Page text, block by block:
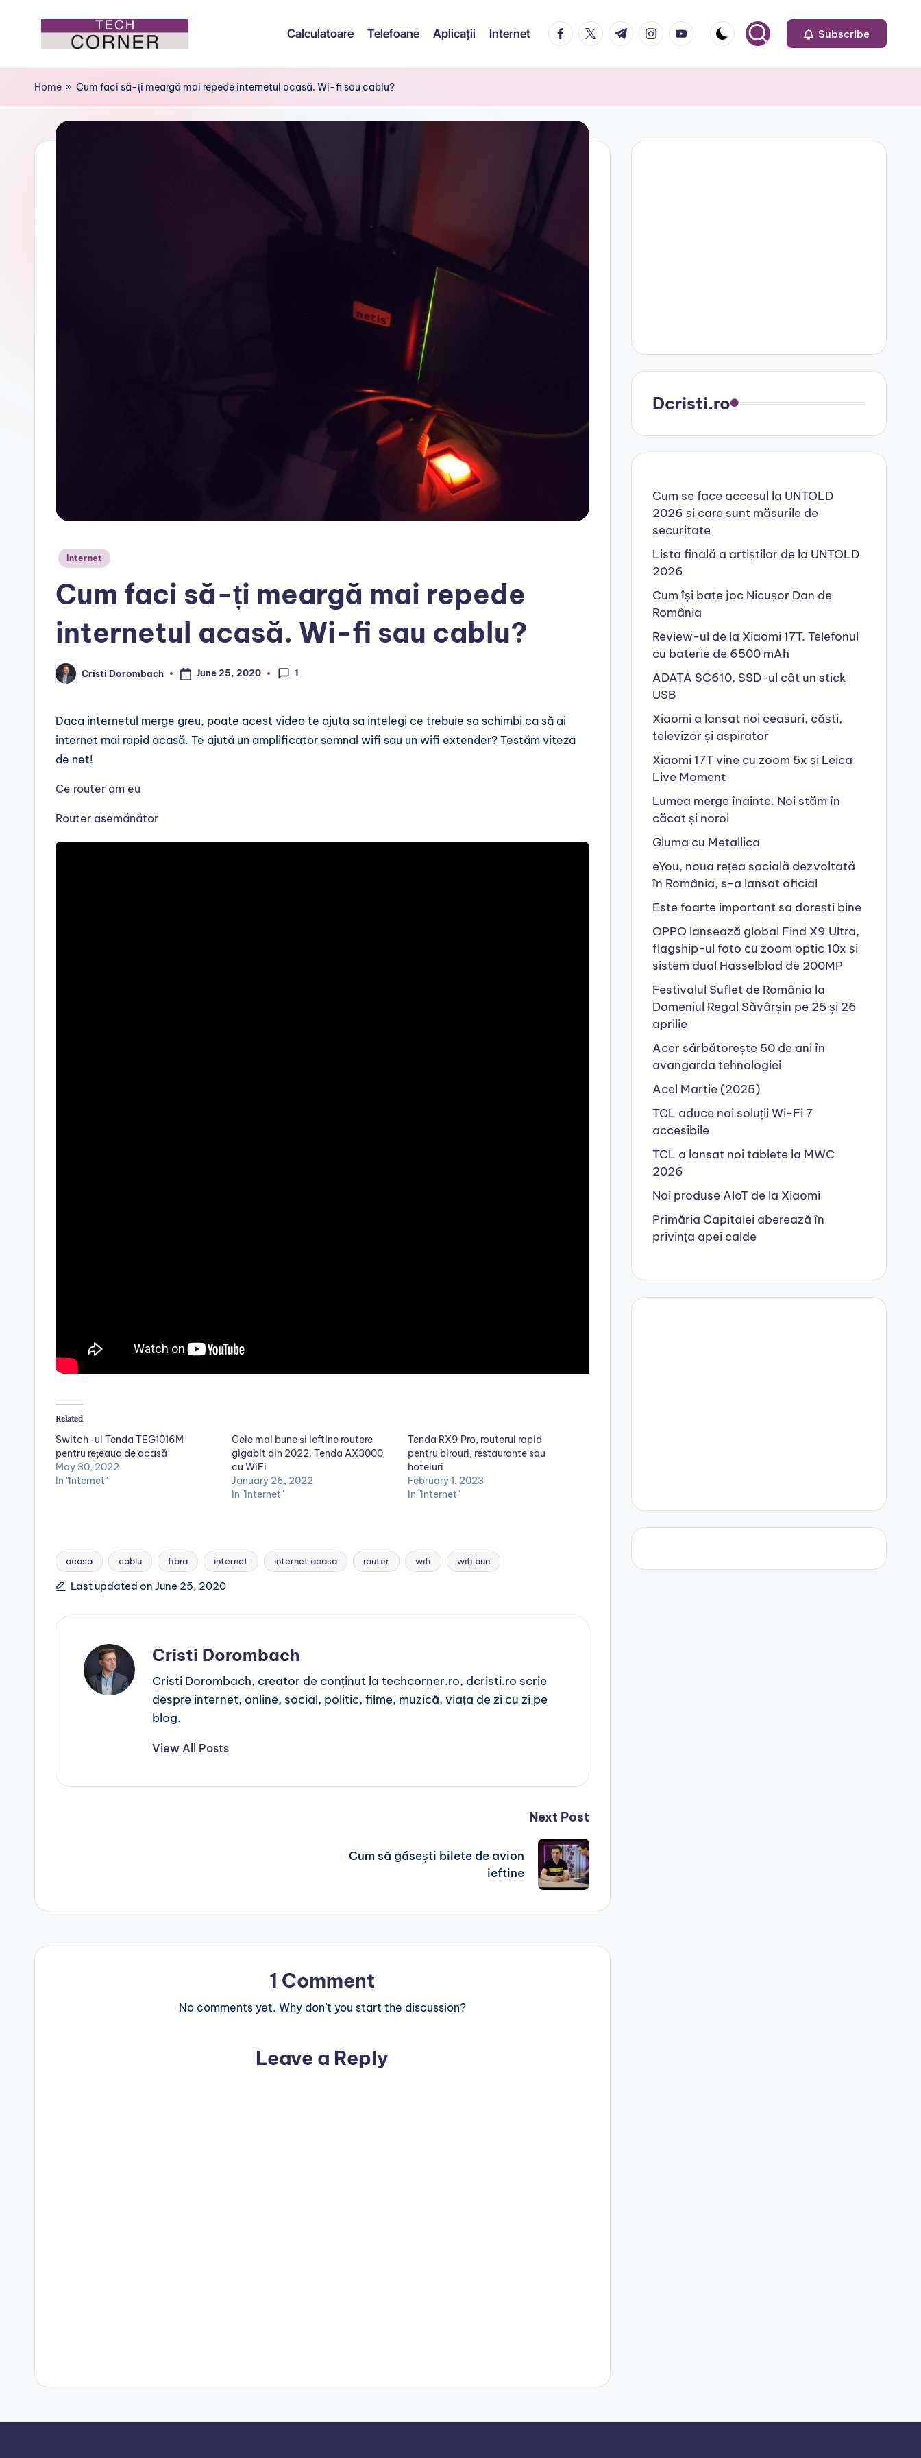
T
e
h
de
Calculatoare Telefoane Aplicații Internet facebook.com
twitter.com
t.me instagram.com
youtube.com Subscribe
Home » Cum faci să-ți meargă mai repede internetul acasă. Wi-fi sau cablu?
Posted
Internet
Cum faci să-ți meargă mai repede
internetul acasă. Wi-fi sau cablu?
Posted
by
Cristi Dorombach June 25, 2020 1
Daca internetul merge greu, poate acest video te ajuta sa intelegi ce trebuie sa schimbi ca să ai
internet mai rapid acasă. Te ajută un amplificator semnal wifi sau un wifi extender? Testăm viteza
de net!
Ce router am eu
Router asemănător
Related
Switch-ul Tenda TEG1016M
pentru rețeaua de acasă
May 30, 2022
In "Internet"
Cele mai bune și ieftine routere
gigabit din 2022. Tenda AX3000
cu WiFi
January 26, 2022
In "Internet"
Tenda RX9 Pro, routerul rapid
pentru birouri, restaurante sau
hoteluri
February 1, 2023
In "Internet"
Tags:
acasa cablu fibra internet internet acasa router wifi wifi bun
Last updated on June 25, 2020
Cristi Dorombach
Cristi Dorombach, creator de conținut la techcorner.ro, dcristi.ro scrie
despre internet, online, social, politic, filme, muzică, viața de zi cu zi pe
blog.
View All Posts
Next Post
Cum să găsești bilete de avion
ieftine
1 Comment
No comments yet. Why don’t you start the discussion?
Leave a Reply
Dcristi.ro
Cum se face accesul la UNTOLD
2026 și care sunt măsurile de
securitate
Lista finală a artiștilor de la UNTOLD
2026
Cum își bate joc Nicușor Dan de
România
Review-ul de la Xiaomi 17T. Telefonul
cu baterie de 6500 mAh
ADATA SC610, SSD-ul cât un stick
USB
Xiaomi a lansat noi ceasuri, căști,
televizor și aspirator
Xiaomi 17T vine cu zoom 5x și Leica
Live Moment
Lumea merge înainte. Noi stăm în
căcat și noroi
Gluma cu Metallica
eYou, noua rețea socială dezvoltată
în România, s-a lansat oficial
Este foarte important sa dorești bine
OPPO lansează global Find X9 Ultra,
flagship-ul foto cu zoom optic 10x și
sistem dual Hasselblad de 200MP
Festivalul Suflet de România la
Domeniul Regal Săvârșin pe 25 și 26
aprilie
Acer sărbătorește 50 de ani în
avangarda tehnologiei
Acel Martie (2025)
TCL aduce noi soluții Wi-Fi 7
accesibile
TCL a lansat noi tablete la MWC
2026
Noi produse AIoT de la Xiaomi
Primăria Capitalei aberează în
privința apei calde